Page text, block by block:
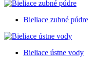
Bieliace zubné púdre
Bieliace ústne vody